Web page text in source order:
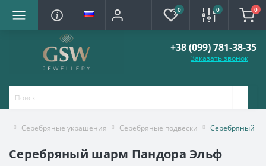
0 0 0
+38 (099) 781-38-35
Заказать звонок
Серебряные украшения Серебряные подвески Серебряный
Серебряный шарм Пандора Эльф